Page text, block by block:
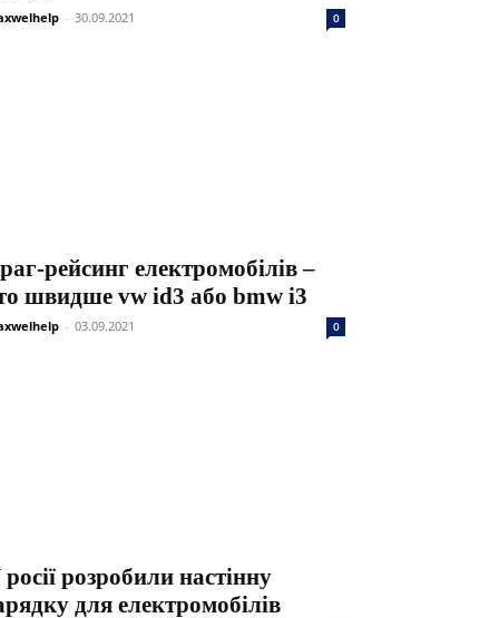
- 30.09.2021 0
рейсинг електромобілів –
швидше vw id3 або bmw i3
- 03.09.2021 0
розробили настінну
для електромобілів